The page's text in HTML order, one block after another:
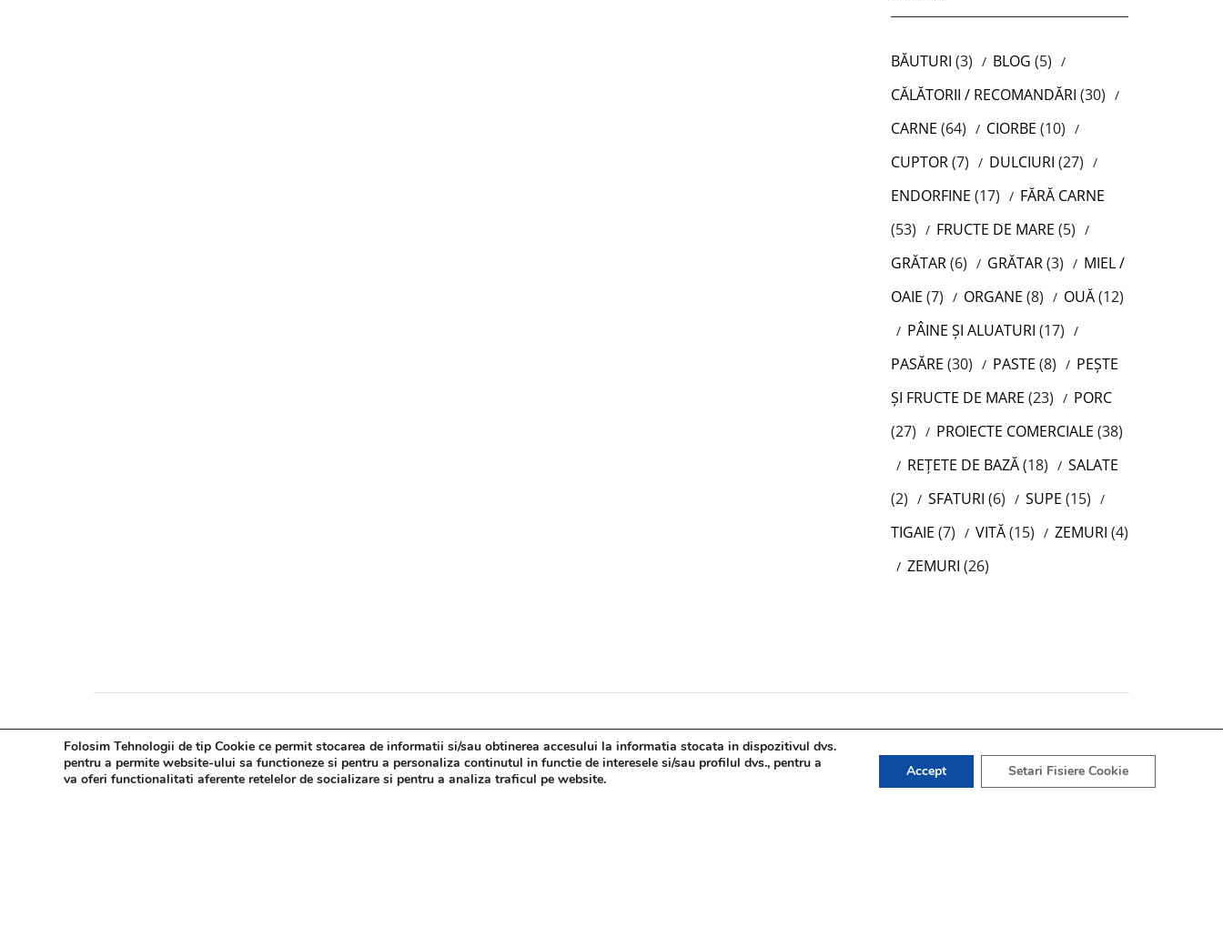
BĂUTURI (3) BLOG (5)
CĂLĂTORII / RECOMANDĂRI (30)
CARNE (64) CIORBE (10)
CUPTOR(7) DULCIURI (27)
ENDORFINE (17)
FĂRĂ CARNE
(53)
FRUCTE DE MARE (5)
GRĂTAR(6) GRĂTAR(3)
MIEL /
OAIE (7) ORGANE (8) OUĂ(12)
PÂINE ȘI ALUATURI (17)
PASĂRE (30) PASTE (8)
PEȘTE
ȘI FRUCTE DE MARE (23)
PORC
(27)
PROIECTE COMERCIALE (38)
REȚETE DE BAZĂ(18)
SALATE
(2)
SFATURI (6) SUPE (15)
TIGAIE (7) VITĂ(15) ZEMURI (4)
ZEMURI (26)
Atenție, blog în permanentă construcție. Fiți vigilenți!
Folosim Tehnologii de tip Cookie ce permit stocarea de informatii si/sau obtinerea accesului la informatia stocata in dispozitivul dvs.
pentru a permite website-ului sa functioneze si pentru a personaliza continutul in functie de interesele si/sau profilul dvs., pentru a
va oferi functionalitati aferente retelelor de socializare si pentru a analiza traficul pe website.
Accept Setari Fisiere Cookie